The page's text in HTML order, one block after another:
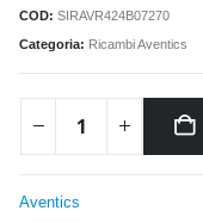
COD: SIRAVR424B07270
Categoria: Ricambi Aventics
Aventics